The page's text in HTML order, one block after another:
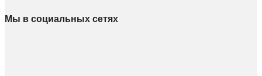
Мы в социальных сетях